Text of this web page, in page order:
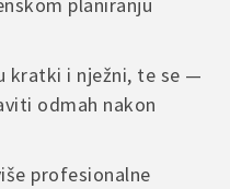
kratki i nježni, te se —
odmah nakon
profesionalne